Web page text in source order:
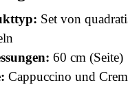
Set von
60 cm (Seite)
Cappuccino und